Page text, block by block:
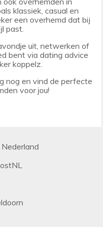
klassiek, casual en
een overhemd dat bij
past.
uit, netwerken of
bent via dating advice
koppelz.
nog en vind de perfecte
voor jou!